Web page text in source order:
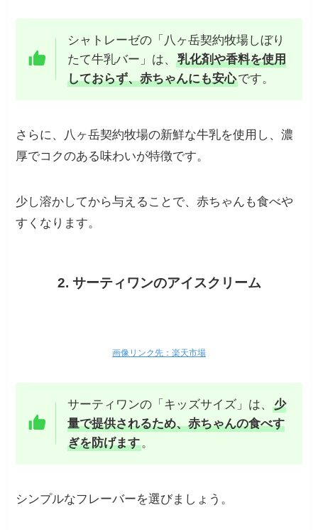
シャトレーゼの「八ヶ岳契約牧場しぼり
たて牛乳バー」は、
乳化剤や香料を使用
しておらず、赤ちゃんにも安心です。
さらに、八ヶ岳契約牧場の新鮮な牛乳を使用し、濃
厚でコクのある味わいが特徴です。
少し溶かしてから与えることで、赤ちゃんも食べや
すくなります。
2. サーティワンのアイスクリーム
画像リンク先：楽天市場
サーティワンの「キッズサイズ」は、
少
量で提供されるため、赤ちゃんの食べす
ぎを防げます。
シンプルなフレーバーを選びましょう。